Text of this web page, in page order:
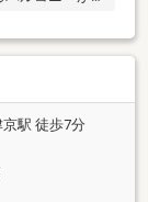
覧くださ
クロス全
新調洋室カー
下・ＬＤＫ
・ ハウスク
換 …など
京駅 徒歩7分